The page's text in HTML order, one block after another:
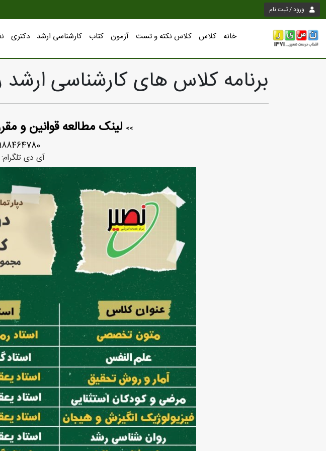
ورود / ثبت نام
خانه کلاس کلاس نکته و تست آزمون کتاب کارشناسی ارشد دکتری
برنامه کلاس های کارشناسی ارشد
>> لینک مطالعهقوانینو
آی دی تلگرام: